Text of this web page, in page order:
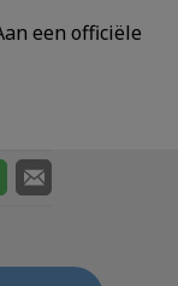
een officiële